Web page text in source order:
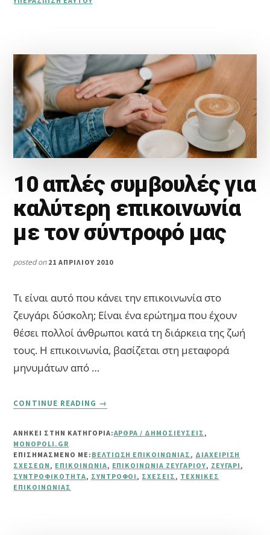
10 απλές συμβουλές για
καλύτερη επικοινωνία
με τον σύντροφό μας
posted on 21 ΑΠΡΙΛΊΟΥ 2010
Τι είναι αυτό που κάνει την επικοινωνία στο
ζευγάρι δύσκολη; Είναι ένα ερώτημα που έχουν
θέσει πολλοί άνθρωποι κατά τη διάρκεια της ζωή
τους. Η επικοινωνία, βασίζεται στη μεταφορά
μηνυμάτων από …
CONTINUE READING
10
ΣΥΜΒΟΥΛΈΣ
ΓΙΑ
ΚΑΛΎΤΕΡΗ
ΕΠΙΚΟΙΝΩΝΊΑ
→
ΑΝΗΚΕΙ ΣΤΗΝ ΚΑΤΗΓΟΡΙΑ:ΆΡΘΡΑ / ΔΗΜΟΣΙΕΎΣΕΙΣ,
MONOPOLI.GR
ΕΠΙΣΗΜΑΣΜΈΝΟ ΜΕ: ΒΕΛΤΊΩΣΗ ΕΠΙΚΟΙΝΩΝΊΑΣ, ΔΙΑΧΕΊΡΙΣΗ
ΣΧΈΣΕΩΝ, ΕΠΙΚΟΙΝΩΝΊΑ, ΕΠΙΚΟΙΝΩΝΊΑ ΖΕΥΓΑΡΙΟΎ, ΖΕΥΓΆΡΙ,
ΣΥΝΤΡΟΦΙΚΌΤΗΤΑ, ΣΎΝΤΡΟΦΟΙ, ΣΧΈΣΕΙΣ, ΤΕΧΝΙΚΈΣ
ΕΠΙΚΟΙΝΩΝΊΑΣ